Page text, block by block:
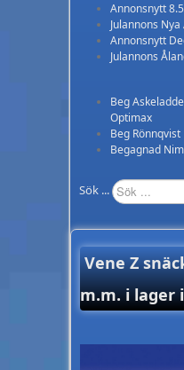
Annonsnytt
Julannons
Annonsnytt
Julannons
Beg
Optimax
Beg Rönnqvist
Begagnad
Sök ...
Vene Z
m.m. i lager